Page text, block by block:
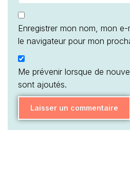
Enregistrer mon nom, mon
le navigateur pour mon
Me prévenir lorsque de
sont ajoutés.